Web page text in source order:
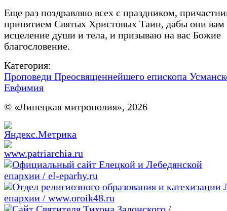
Еще раз поздравляю всех с праздником,
принятием Святых Христовых Таин, дабы они вам
исцеление души и тела, и призываю на вас Божие
благословение.
Категория:
Проповеди Преосвященнейшего епископа
Евфимия
© «Липецкая митрополия», 2026